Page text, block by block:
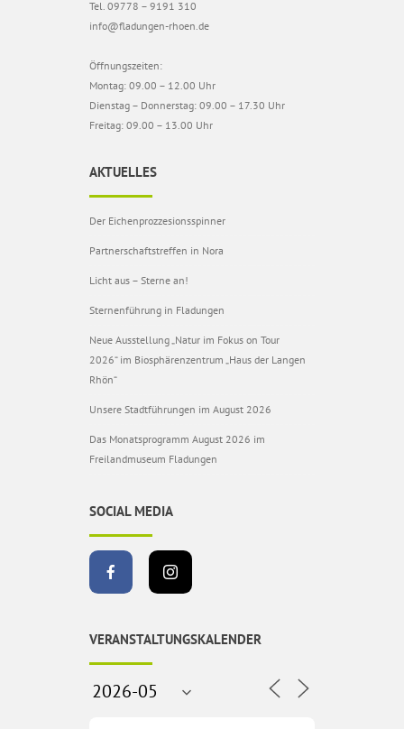
Tel. 09778 – 9191 310
info@fladungen-rhoen.de
Öffnungszeiten:
Montag: 09.00 – 12.00 Uhr
Dienstag – Donnerstag: 09.00 – 17.30 Uhr
Freitag: 09.00 – 13.00 Uhr
AKTUELLES
Der Eichenprozzesionsspinner
Partnerschaftstreffen in Nora
Licht aus – Sterne an!
Sternenführung in Fladungen
Neue Ausstellung „Natur im Fokus on Tour
2026“ im Biosphärenzentrum „Haus der Langen
Rhön“
Unsere Stadtführungen im August 2026
Das Monatsprogramm August 2026 im
Freilandmuseum Fladungen
SOCIAL MEDIA
VERANSTALTUNGSKALENDER